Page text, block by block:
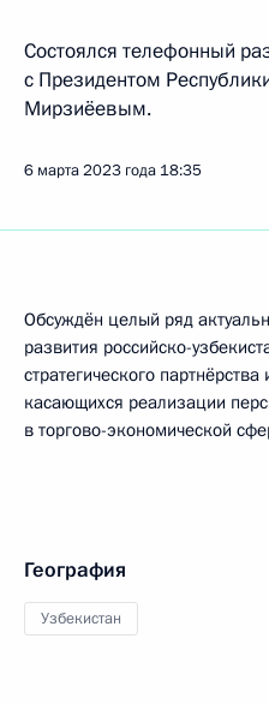
Состоялся телефонный
с Президентом
Мирзиёевым.
6 марта 2023 года 18:35
Обсуждён целый ряд
развития российско-
стратегического
касающихся реализации
в торгово-экономической
География
Узбекистан